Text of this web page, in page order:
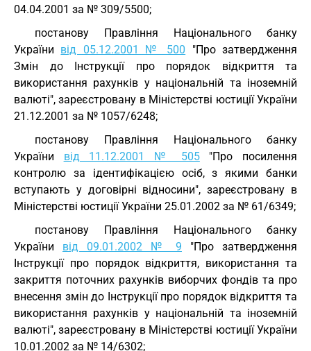
04.04.2001 за № 309/5500;
постанову Правління Національного банку
України від 05.12.2001 № 500 "Про затвердження
Змін до Інструкції про порядок відкриття та
використання рахунків у національній та іноземній
валюті", зареєстровану в Міністерстві юстиції України
21.12.2001 за № 1057/6248;
постанову Правління Національного банку
України від 11.12.2001 № 505"Про посилення
контролю за ідентифікацією осіб, з якими банки
вступають у договірні відносини", зареєстровану в
Міністерстві юстиції України 25.01.2002 за № 61/6349;
постанову Правління Національного банку
України від 09.01.2002 № 9 "Про затвердження
Інструкції про порядок відкриття, використання та
закриття поточних рахунків виборчих фондів та про
внесення змін до Інструкції про порядок відкриття та
використання рахунків у національній та іноземній
валюті", зареєстровану в Міністерстві юстиції України
10.01.2002 за № 14/6302;